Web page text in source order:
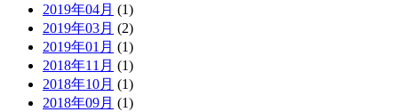
2019年04月 (1)
2019年03月 (2)
2019年01月 (1)
2018年11月 (1)
2018年10月 (1)
2018年09月 (1)